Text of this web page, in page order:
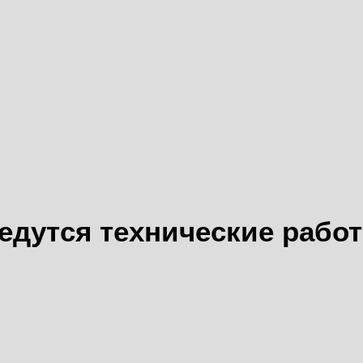
технические